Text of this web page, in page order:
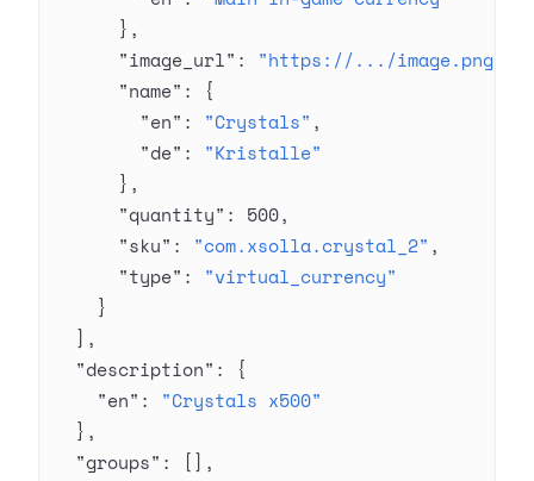
      },
      "image_url"
: "https://.../image.png"
      "name"
: {
        "en"
: "Crystals" ,
        "de"
: "Kristalle"
      },
      "quantity"
: 500,
      "sku"
: "com.xsolla.crystal_2" ,
      "type"
: "virtual_currency"
    }
  ],
  "description"
: {
    "en"
: "Crystals x500"
  },
  "groups"
: [],